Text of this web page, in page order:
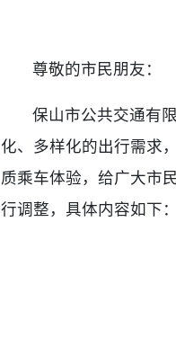
尊敬的市民朋友：
保山市公共交通有
化、多样化的出行需求
质乘车体验，给广大市
行调整，具体内容如下：